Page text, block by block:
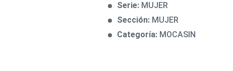
Serie: MUJER
Sección: MUJER
Categoría: MOCASIN